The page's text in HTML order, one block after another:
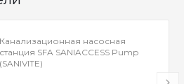
Канализационная насосная
станция SFA SANIACCESS Pump
(SANIVITE)